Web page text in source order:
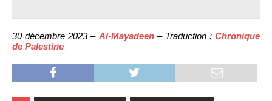
30 décembre 2023 – Al-Mayadeen– Traduction : Chronique
de Palestine